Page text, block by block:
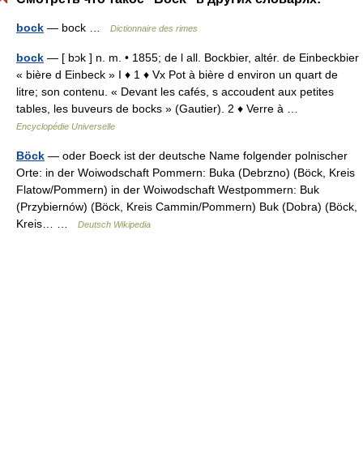
bock — bock … Dictionnaire des rimes
bock — [ bɔk ] n. m. • 1855; de l all. Bockbier, altér. de Einbeckbier
« bière d Einbeck » I ♦ 1 ♦ Vx Pot à bière d environ un quart de
litre; son contenu. « Devant les cafés, s accoudent aux petites
tables, les buveurs de bocks » (Gautier). 2 ♦ Verre à …
Encyclopédie Universelle
Böck — oder Boeck ist der deutsche Name folgender polnischer
Orte: in der Woiwodschaft Pommern: Buka (Debrzno) (Böck, Kreis
Flatow/Pommern) in der Woiwodschaft Westpommern: Buk
(Przybiernów) (Böck, Kreis Cammin/Pommern) Buk (Dobra) (Böck,
Kreis… …
Deutsch Wikipedia